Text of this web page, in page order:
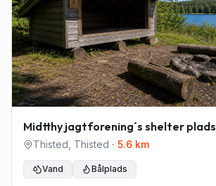
Midtthy jagtforening´s shelter plads
Thisted Thisted · 5.6 km
Vand Bålplads